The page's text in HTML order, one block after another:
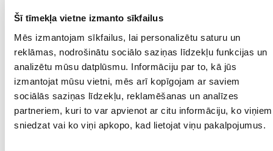
Šī tīmekļa vietne izmanto sīkfailus
Mēs izmantojam sīkfailus, lai personalizētu saturu un
reklāmas, nodrošinātu sociālo saziņas līdzekļu funkcijas un
analizētu mūsu datplūsmu. Informāciju par to, kā jūs
izmantojat mūsu vietni, mēs arī kopīgojam ar saviem
sociālās saziņas līdzekļu, reklamēšanas un analīzes
partneriem, kuri to var apvienot ar citu informāciju, ko viņiem
sniedzat vai ko viņi apkopo, kad lietojat viņu pakalpojumus.
UZRAKSTĪT ATSAUKSMI
1 2
Sandra izdošanas datums 2020/11/15